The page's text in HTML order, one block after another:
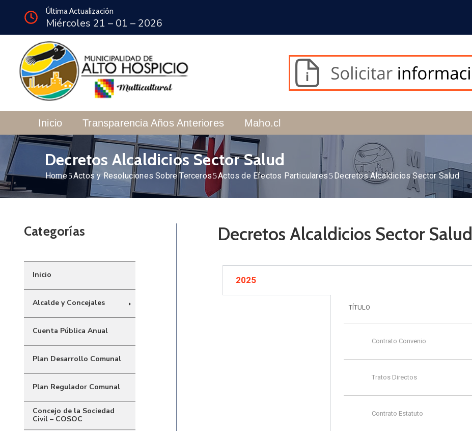
Última Actualización
Miércoles 21 – 01 – 2026
Inicio Transparencia Años Anteriores Maho.cl
Decretos Alcaldicios Sector Salud
Home Actos y Resoluciones Sobre Terceros Actos de Efectos Particulares Decretos Alcaldicios Sector Salud
Decretos Alcaldicios Sector Salud
2025
TÍTULO
Contrato Convenio
Tratos Directos
Contrato Estatuto
Categorías
Inicio
Alcalde y Concejales
Cuenta Pública Anual
Plan Desarrollo Comunal
Plan Regulador Comunal
Concejo de la Sociedad
Civil – COSOC